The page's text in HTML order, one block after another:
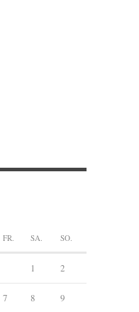
FR. SA. SO.
1 2
7 8 9